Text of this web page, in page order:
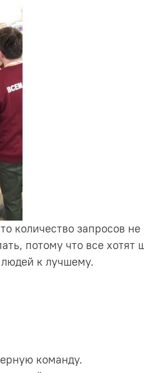
количество запросов
потому что все хотят
к лучшему.
команду.